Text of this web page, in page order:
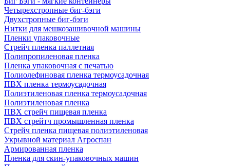
Четырехстропные биг-бэги
Двухстропные биг-бэги
Нитки для мешкозашивочной машины
Пленки упаковочные
Стрейч пленка паллетная
Полипропиленовая пленка
Пленка упаковочная с печатью
Полиолефиновая пленка термоусадочная
ПВХ пленка термоусадочная
Полиэтиленовая пленка термоусадочная
Полиэтиленовая пленка
ПВХ стрейч пищевая пленка
ПВХ стрейтч промышленная пленка
Стрейч пленка пищевая полиэтиленовая
Укрывной материал Агроспан
Армированная пленка
Пленка для скин-упаковочных машин